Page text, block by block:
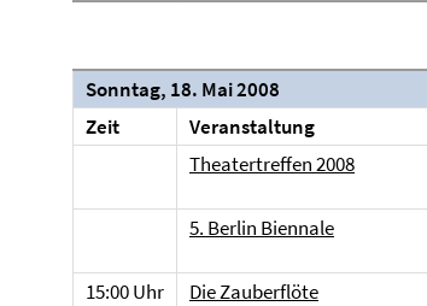
Sonntag, 18. Mai 2008
Zeit
Veranstaltung
Theatertreffen 2008
5. Berlin Biennale
15:00 Uhr
Die Zauberflöte